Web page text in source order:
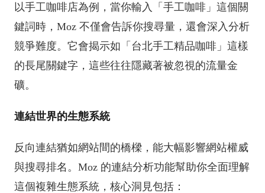
以手工咖啡店為例，當你輸入「手工咖啡」這個關
鍵詞時，Moz 不僅會告訴你搜尋量，還會深入分析
競爭難度。它會揭示如「台北手工精品咖啡」這樣
的長尾關鍵字，這些往往隱藏著被忽視的流量金
礦。
連結世界的生態系統
反向連結猶如網站間的橋樑，能大幅影響網站權威
與搜尋排名。Moz 的連結分析功能幫助你全面理解
這個複雜生態系統，核心洞見包括：